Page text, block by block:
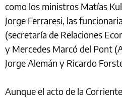
como los ministros Matías
Jorge Ferraresi, las
(secretaría de Relaciones
y Mercedes Marcó del Pont
Jorge Alemán y Ricardo
Aunque el acto de la